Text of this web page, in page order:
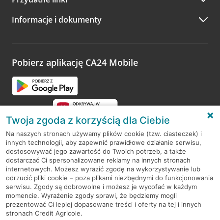
A po wizycie…
Zachęcamy do podzielenia się z nami opinią o wizycie.
opinie.
Informacje i dokumenty
Pobierz aplikację CA24 Mobile
RODO
Regulamin serwisu
Mapa serwisu
PolitykaCookies
Twoja zgoda z korzyścią dla Ciebie
Na naszych stronach używamy plików cookie (tzw. ciasteczek) i
innych technologii, aby zapewnić prawidłowe działanie serwisu,
dostosowywać jego zawartość do Twoich potrzeb, a także
dostarczać Ci spersonalizowane reklamy na innych stronach
internetowych. Możesz wyrazić zgodę na wykorzystywanie lub
odrzucić pliki cookie – poza plikami niezbędnymi do funkcjonowania
serwisu. Zgody są dobrowolne i możesz je wycofać w każdym
momencie. Wyrażenie zgody sprawi, że będziemy mogli
prezentować Ci lepiej dopasowane treści i oferty na tej i innych
stronach Credit Agricole.